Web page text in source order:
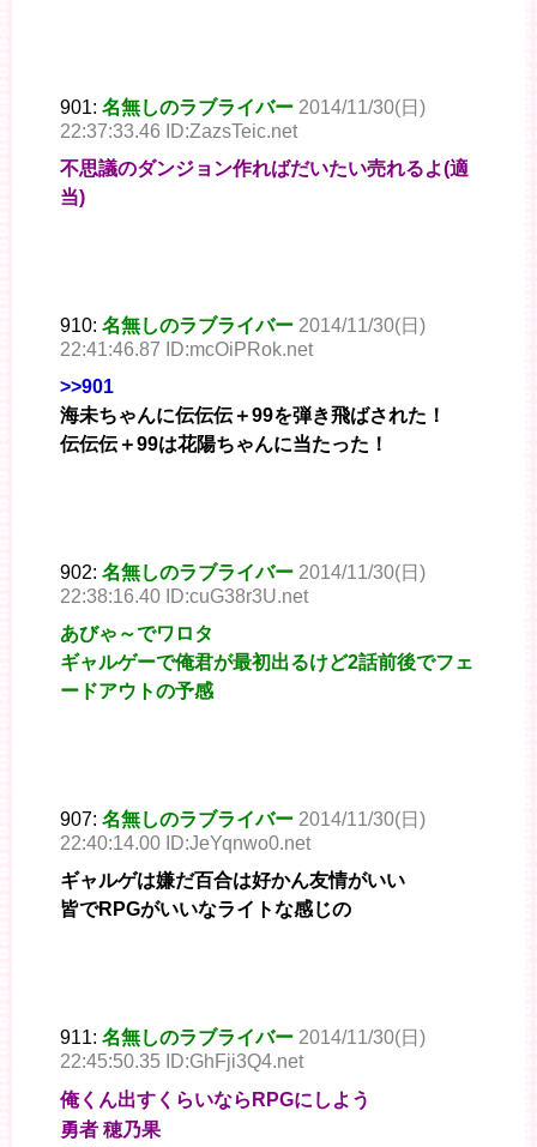
901: 名無しのラブライバー 2014/11/30(日)
22:37:33.46 ID:ZazsTeic.net
不思議のダンジョン作ればだいたい売れるよ(適
当)
910: 名無しのラブライバー 2014/11/30(日)
22:41:46.87 ID:mcOiPRok.net
>>901
海未ちゃんに伝伝伝＋99を弾き飛ばされた！
伝伝伝＋99は花陽ちゃんに当たった！
902: 名無しのラブライバー 2014/11/30(日)
22:38:16.40 ID:cuG38r3U.net
あびゃ～でワロタ
ギャルゲーで俺君が最初出るけど2話前後でフェ
ードアウトの予感
907: 名無しのラブライバー 2014/11/30(日)
22:40:14.00 ID:JeYqnwo0.net
ギャルゲは嫌だ百合は好かん友情がいい
皆でRPGがいいなライトな感じの
911: 名無しのラブライバー 2014/11/30(日)
22:45:50.35 ID:GhFji3Q4.net
俺くん出すくらいならRPGにしよう
勇者 穂乃果